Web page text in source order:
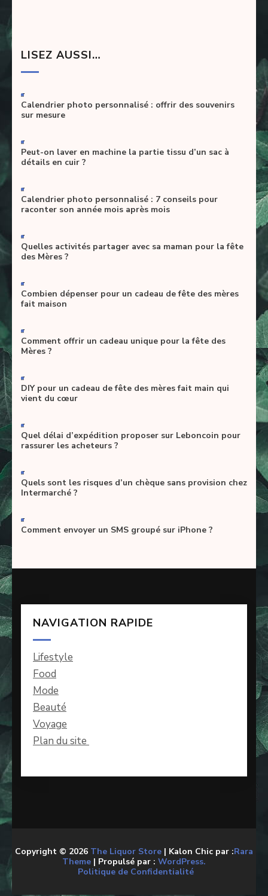
LISEZ AUSSI…
-
Calendrier photo personnalisé : offrir des souvenirs
sur mesure
-
Peut-on laver en machine la partie tissu d’un sac à
détails en cuir ?
-
Calendrier photo personnalisé : 7 conseils pour
raconter son année mois après mois
-
Quelles activités partager avec sa maman pour la fête
des Mères ?
-
Combien dépenser pour un cadeau de fête des mères
fait maison
-
Comment offrir un cadeau unique pour la fête des
Mères ?
-
DIY pour un cadeau de fête des mères fait main qui
vient du cœur
-
Quel délai d’expédition proposer sur Leboncoin pour
rassurer les acheteurs ?
-
Quels sont les risques d’un chèque sans provision chez
Intermarché ?
-
Comment envoyer un SMS groupé sur iPhone ?
NAVIGATION RAPIDE
Lifestyle
Food
Mode
Beauté
Voyage
Plan du site
Copyright © 2026 The Liquor Store | Kalon Chic par :Rara
Theme | Propulsé par : WordPress.
Politique de Confidentialité